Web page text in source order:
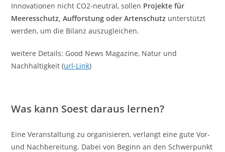
Innovationen nicht CO2-neutral, sollen Projekte für
Meeresschutz, Aufforstung oder Artenschutz unterstützt
werden, um die Bilanz auszugleichen.
weitere Details: Good News Magazine, Natur und
Nachhaltigkeit (url-Link)
Was kann Soest daraus lernen?
Eine Veranstaltung zu organisieren, verlangt eine gute Vor-
und Nachbereitung. Dabei von Beginn an den Schwerpunkt